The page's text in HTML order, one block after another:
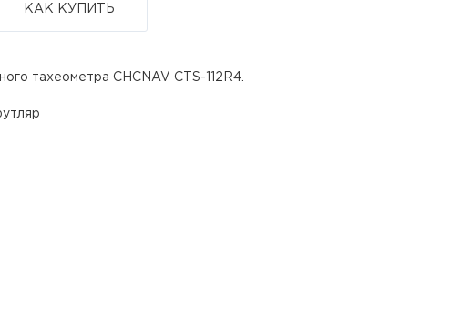
КАК КУПИТЬ
тахеометра CHCNAV CTS-112R4.